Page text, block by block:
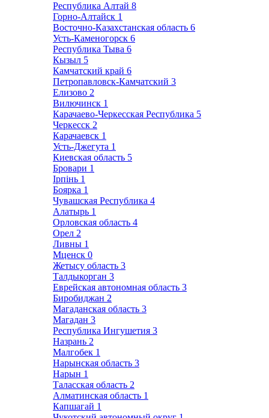
Республика Алтай 8
Горно-Алтайск 1
Восточно-Казахстанская область 6
Усть-Каменогорск 6
Республика Тыва 6
Кызыл 5
Камчатский край 6
Петропавловск-Камчатский 3
Елизово 2
Вилючинск 1
Карачаево-Черкесская Республика 5
Черкесск 2
Карачаевск 1
Усть-Джегута 1
Киевская область 5
Бровари 1
Ірпінь 1
Боярка 1
Чувашская Республика 4
Алатырь 1
Орловская область 4
Орел 2
Ливны 1
Мценск 0
Жетысу область 3
Талдыкорган 3
Еврейская автономная область 3
Биробиджан 2
Магаданская область 3
Магадан 3
Республика Ингушетия 3
Назрань 2
Малгобек 1
Нарынская область 3
Нарын 1
Таласская область 2
Алматинская область 1
Капшагай 1